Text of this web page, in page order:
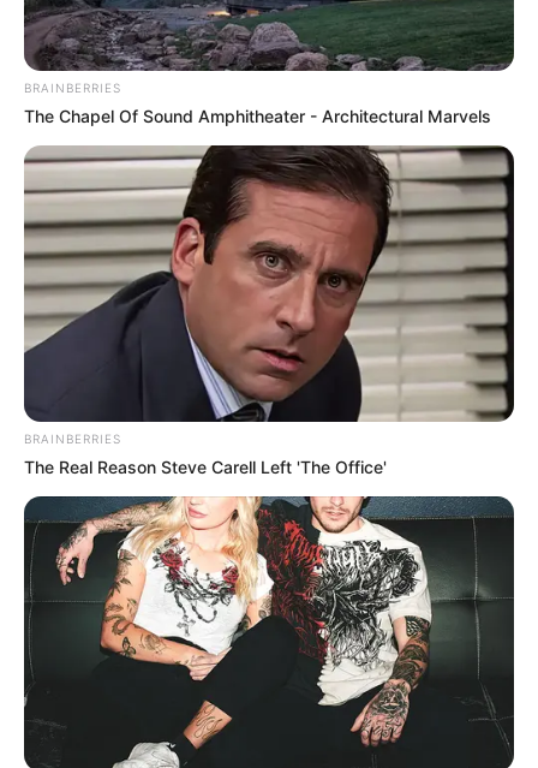
BRAINBERRIES
The Chapel Of Sound Amphitheater - Architectural Marvels
BRAINBERRIES
The Real Reason Steve Carell Left 'The Office'